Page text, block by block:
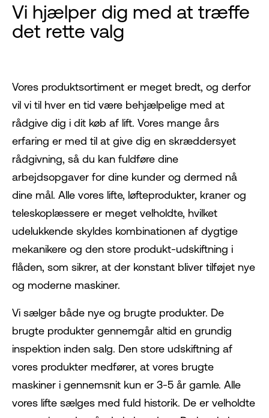
Vi hjælper dig med at træffe
det rette valg
Vores produktsortiment er meget bredt, og derfor
vil vi til hver en tid være behjælpelige med at
rådgive dig i dit køb af lift. Vores mange års
erfaring er med til at give dig en skræddersyet
rådgivning, så du kan fuldføre dine
arbejdsopgaver for dine kunder og dermed nå
dine mål. Alle vores lifte, løfteprodukter, kraner og
teleskoplæssere er meget velholdte, hvilket
udelukkende skyldes kombinationen af dygtige
mekanikere og den store produkt-udskiftning i
flåden, som sikrer, at der konstant bliver tilføjet nye
og moderne maskiner.
Vi sælger både nye og brugte produkter. De
brugte produkter gennemgår altid en grundig
inspektion inden salg. Den store udskiftning af
vores produkter medfører, at vores brugte
maskiner i gennemsnit kun er 3-5 år gamle. Alle
vores lifte sælges med fuld historik. De er velholdte